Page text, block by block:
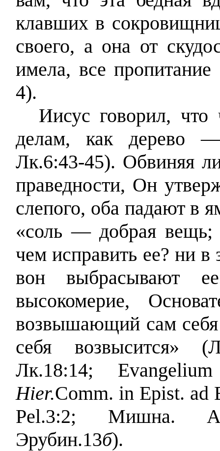
клавших в
своего, а она от
имела, все
4).
Иисус говорил, что
делам, как дерево
Лк.6:43-45). Обвиняя
праведности, Он
слепого, оба падают в
«соль — добрая вещь;
чем исправить ее? ни
вон выбрасывают
высокомерие,
возвышающий сам
себя возвысится»
Лк.18:14;
Hier.Comm. in Epist. ad
Pel.3:2; Мишна.
Эрубин.13б).